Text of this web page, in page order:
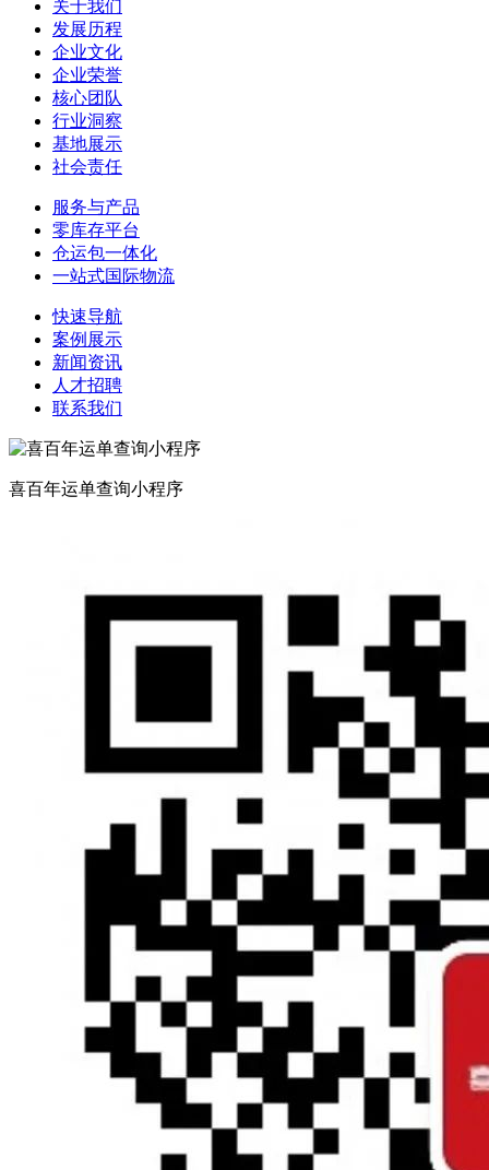
关于我们
发展历程
企业文化
企业荣誉
核心团队
行业洞察
基地展示
社会责任
服务与产品
零库存平台
仓运包一体化
一站式国际物流
快速导航
案例展示
新闻资讯
人才招聘
联系我们
喜百年运单查询小程序